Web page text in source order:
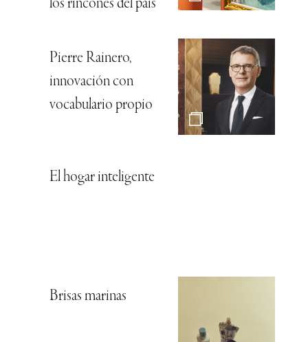
los rincones del país
Pierre Rainero,
innovación con
vocabulario propio
El hogar inteligente
Brisas marinas